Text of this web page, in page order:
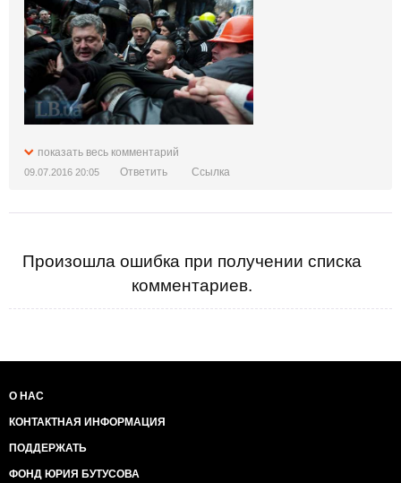
То же мне, нашел революционера. Одного из
основателей партии Регионов, министра при
показать весь комментарий
09.07.2016 20:05 Ответить Ссылка
Произошла ошибка при получении списка
комментариев.
О НАС
КОНТАКТНАЯ ИНФОРМАЦИЯ
ПОДДЕРЖАТЬ
ФОНД ЮРИЯ БУТУСОВА